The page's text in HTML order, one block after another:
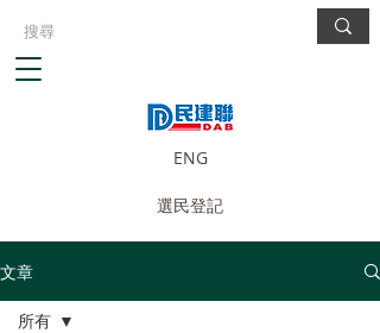
ENG
選民登記
文章
所有